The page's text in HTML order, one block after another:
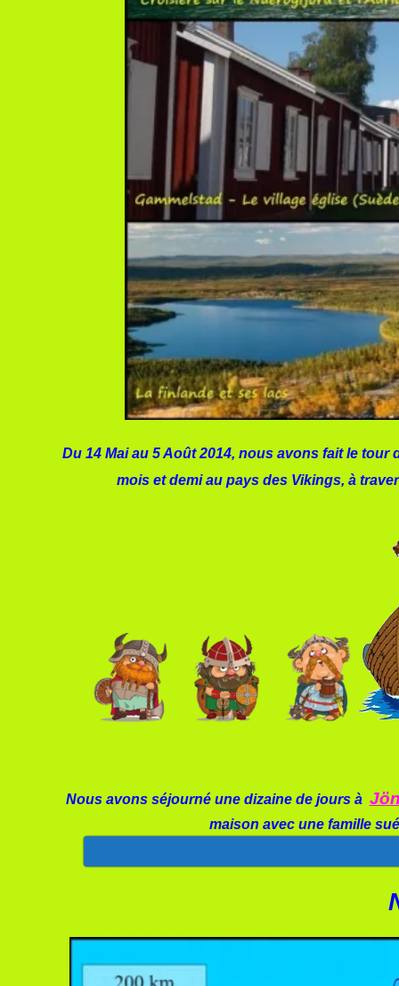
Du 14 Mai au 5 Août 2014, nous avons fait le
mois et demi au pays des Vikings, à
Nous avons séjourné une dizaine de jours à
maison avec une famille